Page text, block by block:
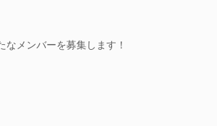
メンバーを募集します！